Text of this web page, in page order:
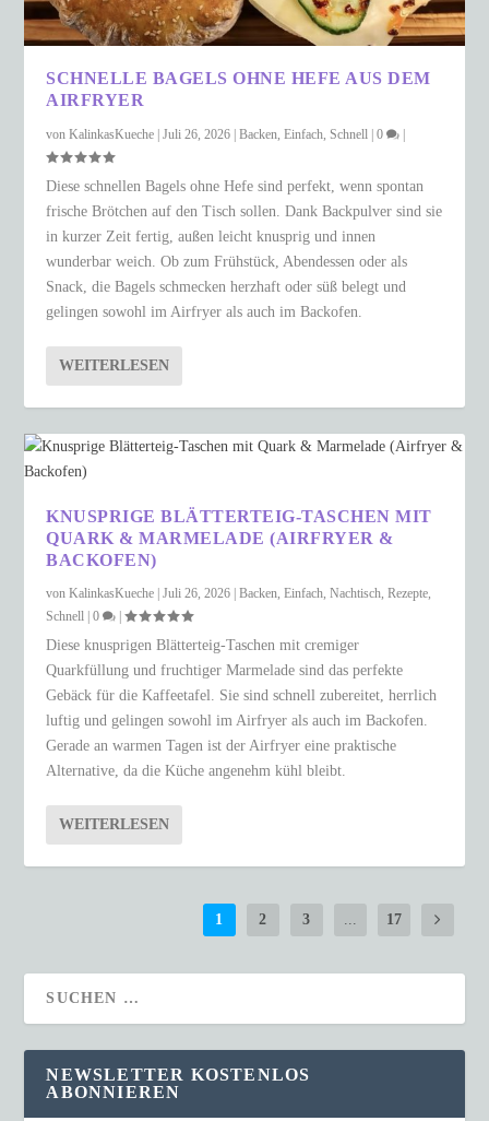
SCHNELLE BAGELS OHNE HEFE AUS DEM
AIRFRYER
vonKalinkasKueche |Juli 26, 2026 |Backen,Einfach,Schnell |0
Diese schnellen Bagels ohne Hefe sind perfekt, wenn spontan
frische Brötchen auf den Tisch sollen. Dank Backpulver sind sie
in kurzer Zeit fertig, außen leicht knusprig und innen
wunderbar weich. Ob zum Frühstück, Abendessen oder als
Snack, die Bagels schmecken herzhaft oder süß belegt und
gelingen sowohl im Airfryer als auch im Backofen.
WEITERLESEN
KNUSPRIGE BLÄTTERTEIG-TASCHEN MIT
QUARK & MARMELADE (AIRFRYER &
BACKOFEN)
vonKalinkasKueche |Juli 26, 2026 |Backen,Einfach,Nachtisch,Rezepte,
Schnell |0 |
Diese knusprigen Blätterteig-Taschen mit cremiger
Quarkfüllung und fruchtiger Marmelade sind das perfekte
Gebäck für die Kaffeetafel. Sie sind schnell zubereitet, herrlich
luftig und gelingen sowohl im Airfryer als auch im Backofen.
Gerade an warmen Tagen ist der Airfryer eine praktische
Alternative, da die Küche angenehm kühl bleibt.
WEITERLESEN
1 2 3 ... 17
NEWSLETTER KOSTENLOS
ABONNIEREN